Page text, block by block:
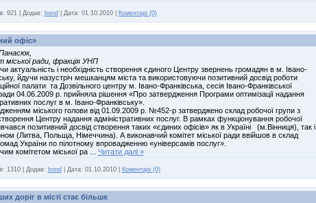
921 Додав: bond Дата: 01.10.2010 Коментарі (0)
офіс»
міської ради, фракція УНП
актуальність і необхідність створення єдиного Центру звернень громадян в м. Івано-
йдучи назустріч мешканцям міста та використовуючи позитивний досвід роботи
палати та Дозвільного центру м. Івано-Франківська, сесія Івано-Франківської
04.06.2009 р. прийняла рішення «Про затвердження Програми оптимізації надання
послуг в м. Івано-Франківську».
міського голови від 01.09.2009 р. №452-р затверджено склад робочої групи з
Центру надання адміністративних послуг. В рамках функціонування робочої
позитивний досвід створення таких «єдиних офісів» як в Україні (м.Вінниця), так і
(Литва, Польща, Німеччина). А виконавчий комітет міської ради ввійшов в склад
України по пілотному впровадженню «універсамів послуг».
комітетом міської ра
Читати далі »
1310 Додав: bond Дата: 01.10.2010 Коментарі (0)
доріг в місті стає більше